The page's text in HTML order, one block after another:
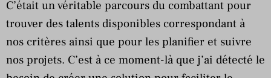
C’était un véritable parcours du combattant pour
trouver des talents disponibles correspondant à
nos critères ainsi que pour les planifier et suivre
nos projets. C’est à ce moment-là que j’ai détecté le